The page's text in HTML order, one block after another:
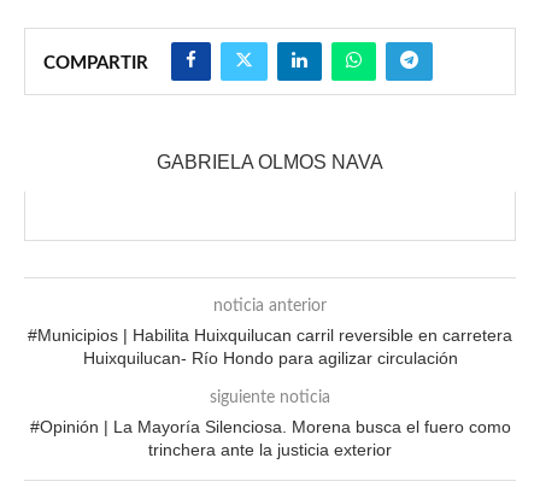
COMPARTIR
GABRIELA OLMOS NAVA
noticia anterior
#Municipios | Habilita Huixquilucan carril reversible en carretera
Huixquilucan- Río Hondo para agilizar circulación
siguiente noticia
#Opinión | La Mayoría Silenciosa. Morena busca el fuero como
trinchera ante la justicia exterior